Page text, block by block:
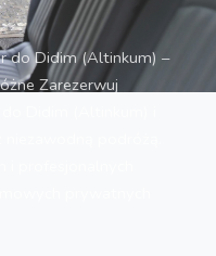
do Didim (Altinkum) –
Zarezerwuj